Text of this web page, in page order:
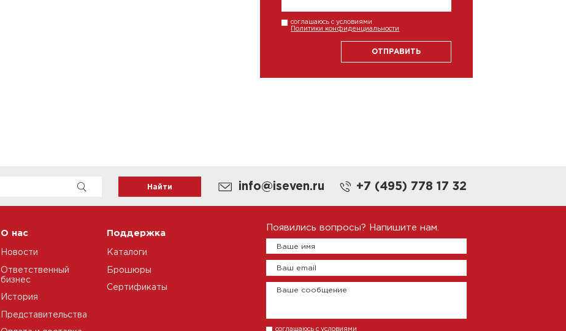
соглашаюсь с условиями
Политики конфиденциальности
ОТПРАВИТЬ
info@iseven.ru +7 (495) 778 17 32
О нас
Новости
Ответственный
бизнес
История
Представительства
Поддержка
Каталоги
Брошюры
Сертификаты
Появились вопросы? Напишите нам.
Ваше имя
Ваш email
Ваше сообщение
соглашаюсь с условиями